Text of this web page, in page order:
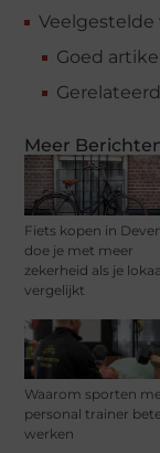
Veelgestelde
Goed
Meer
Fiets kopen in
doe je met meer
zekerheid als je
vergelijkt
Waarom sporten
personal trainer
werken